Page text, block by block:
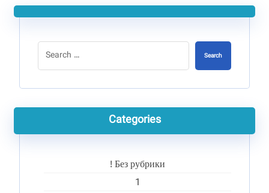
Search
Categories
! Без рубрики
1